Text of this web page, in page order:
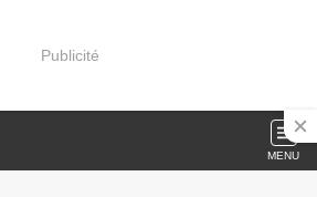
Publicité
MENU